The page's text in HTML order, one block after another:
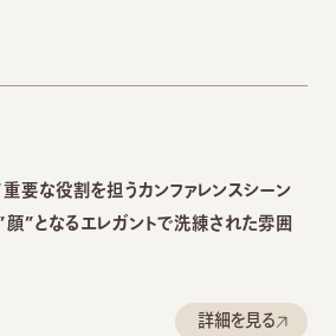
要な役割を担うカンファレンスシーン
”となるエレガントで洗練された雰囲
詳細を見る